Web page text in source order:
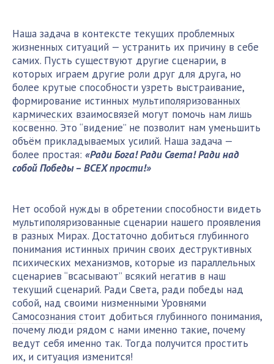
Наша задача в контексте текущих проблемных
жизненных ситуаций — устранить их причину в себе
самих. Пусть существуют другие сценарии, в
которых играем другие роли друг для друга, но
более крутые способности узреть выстраивание,
формирование истинных мультиполяризованных
кармических взаимосвязей могут помочь нам лишь
косвенно. Это “видение” не позволит нам уменьшить
объём прикладываемых усилий. Наша задача —
более простая: «Ради Бога! Ради Света! Ради над
собой Победы – ВСЕХ прости!»
Нет особой нужды в обретении способности видеть
мультиполяризованные сценарии нашего проявления
в разных Мирах. Достаточно добиться глубинного
понимания истинных причин своих деструктивных
психических механизмов, которые из параллельных
сценариев “всасывают” всякий негатив в наш
текущий сценарий. Ради Света, ради победы над
собой, над своими низменными Уровнями
Самосознания стоит добиться глубинного понимания,
почему люди рядом с нами именно такие, почему
ведут себя именно так. Тогда получится простить
их, и ситуация изменится!